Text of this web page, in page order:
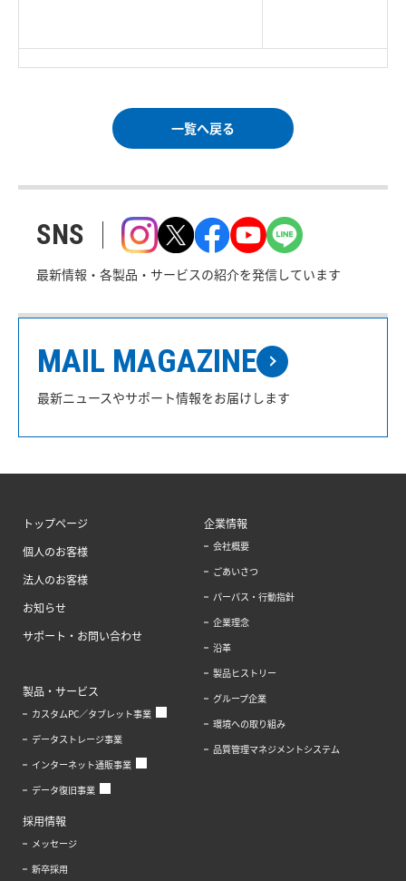
一覧へ戻る
SNS
最新情報・各製品・サービスの紹介を発信しています
MAIL MAGAZINE
最新ニュースやサポート情報をお届けします
トップページ
個人のお客様
法人のお客様
お知らせ
サポート・お問い合わせ
製品・サービス
カスタムPC／タブレット事業
データストレージ事業
インターネット通販事業
データ復旧事業
企業情報
会社概要
ごあいさつ
パーパス・行動指針
企業理念
沿革
製品ヒストリー
グループ企業
環境への取り組み
品質管理マネジメントシステム
採用情報
メッセージ
新卒採用